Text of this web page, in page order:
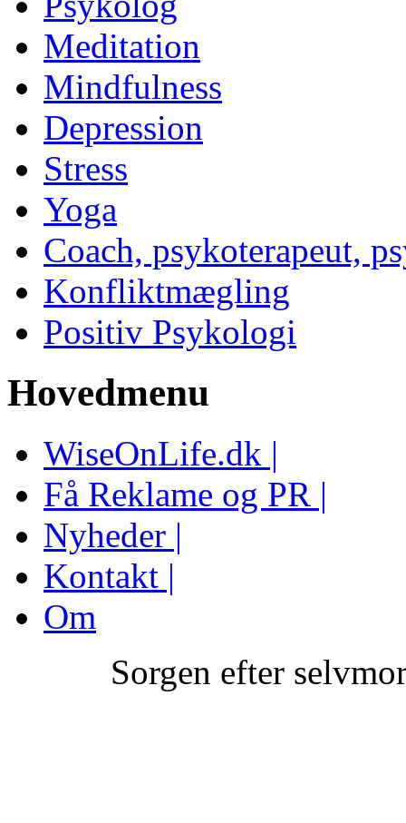
Meditation
Mindfulness
Depression
Stress
Yoga
Coach, psykoterapeut,
Konfliktmægling
Positiv Psykologi
Hovedmenu
WiseOnLife.dk |
Få Reklame og PR |
Nyheder |
Kontakt |
Om
Sorgen efter